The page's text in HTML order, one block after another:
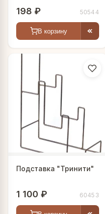
198 ₽ 50544
В корзину
Подставка "Тринити"
1 100 ₽ 60453